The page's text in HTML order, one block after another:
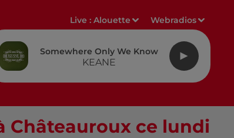
Live :Alouette Webradios
Somewhere Only We Know
KEANE
Châteauroux ce lundi